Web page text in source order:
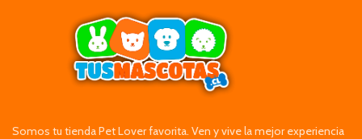
Somos tu tienda Pet Lover favorita. Ven y vive la mejor experiencia